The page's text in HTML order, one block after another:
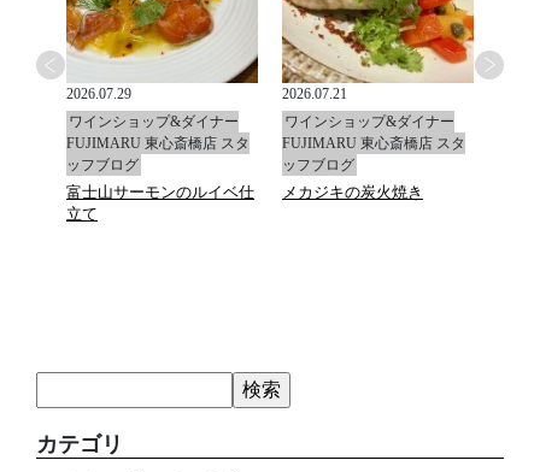
2026.07.29
ワインショップ&ダイナー
FUJIMARU 東心斎橋店 スタ
ッフブログ
富士山サーモンのルイベ仕
立て
2026.07.21
ワインショップ&ダイナー
FUJIMARU 東心斎橋店 スタ
ッフブログ
メカジキの炭火焼き
カテゴリ